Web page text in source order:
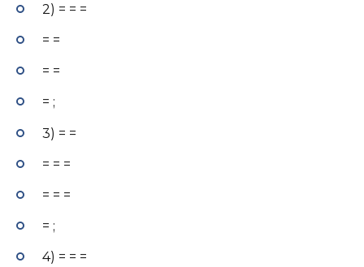
2) = = =
= =
= =
= ;
3) = =
= = =
= = =
= ;
4) = = =